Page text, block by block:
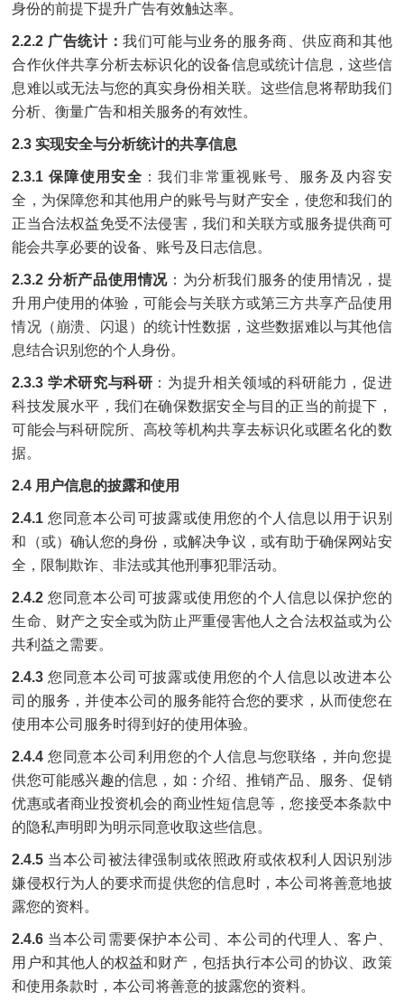
身份的前提下提升广告有效触达率。
2.2.2 广告统计：我们可能与业务的服务商、供应商和其他
合作伙伴共享分析去标识化的设备信息或统计信息，这些信
息难以或无法与您的真实身份相关联。这些信息将帮助我们
分析、衡量广告和相关服务的有效性。
2.3 实现安全与分析统计的共享信息
2.3.1 保障使用安全 ：我们非常重视账号、服务及内容安
全，为保障您和其他用户的账号与财产安全，使您和我们的
正当合法权益免受不法侵害，我们和关联方或服务提供商可
能会共享必要的设备、账号及日志信息。
2.3.2 分析产品使用情况：为分析我们服务的使用情况，提
升用户使用的体验，可能会与关联方或第三方共享产品使用
情况（崩溃、闪退）的统计性数据，这些数据难以与其他信
息结合识别您的个人身份。
2.3.3 学术研究与科研 ：为提升相关领域的科研能力，促进
科技发展水平，我们在确保数据安全与目的正当的前提下，
可能会与科研院所、高校等机构共享去标识化或匿名化的数
据。
2.4 用户信息的披露和使用
2.4.1 您同意本公司可披露或使用您的个人信息以用于识别
和（或）确认您的身份，或解决争议，或有助于确保网站安
全，限制欺诈、非法或其他刑事犯罪活动。
2.4.2您同意本公司可披露或使用您的个人信息以保护您的
生命、财产之安全或为防止严重侵害他人之合法权益或为公
共利益之需要。
2.4.3您同意本公司可披露或使用您的个人信息以改进本公
司的服务，并使本公司的服务能符合您的要求，从而使您在
使用本公司服务时得到好的使用体验。
2.4.4您同意本公司利用您的个人信息与您联络，并向您提
供您可能感兴趣的信息，如：介绍、推销产品、服务、促销
优惠或者商业投资机会的商业性短信息等，您接受本条款中
的隐私声明即为明示同意收取这些信息。
2.4.5 当本公司被法律强制或依照政府或依权利人因识别涉
嫌侵权行为人的要求而提供您的信息时，本公司将善意地披
露您的资料。
2.4.6 当本公司需要保护本公司、本公司的代理人、客户、
用户和其他人的权益和财产，包括执行本公司的协议、政策
和使用条款时，本公司将善意的披露您的资料。